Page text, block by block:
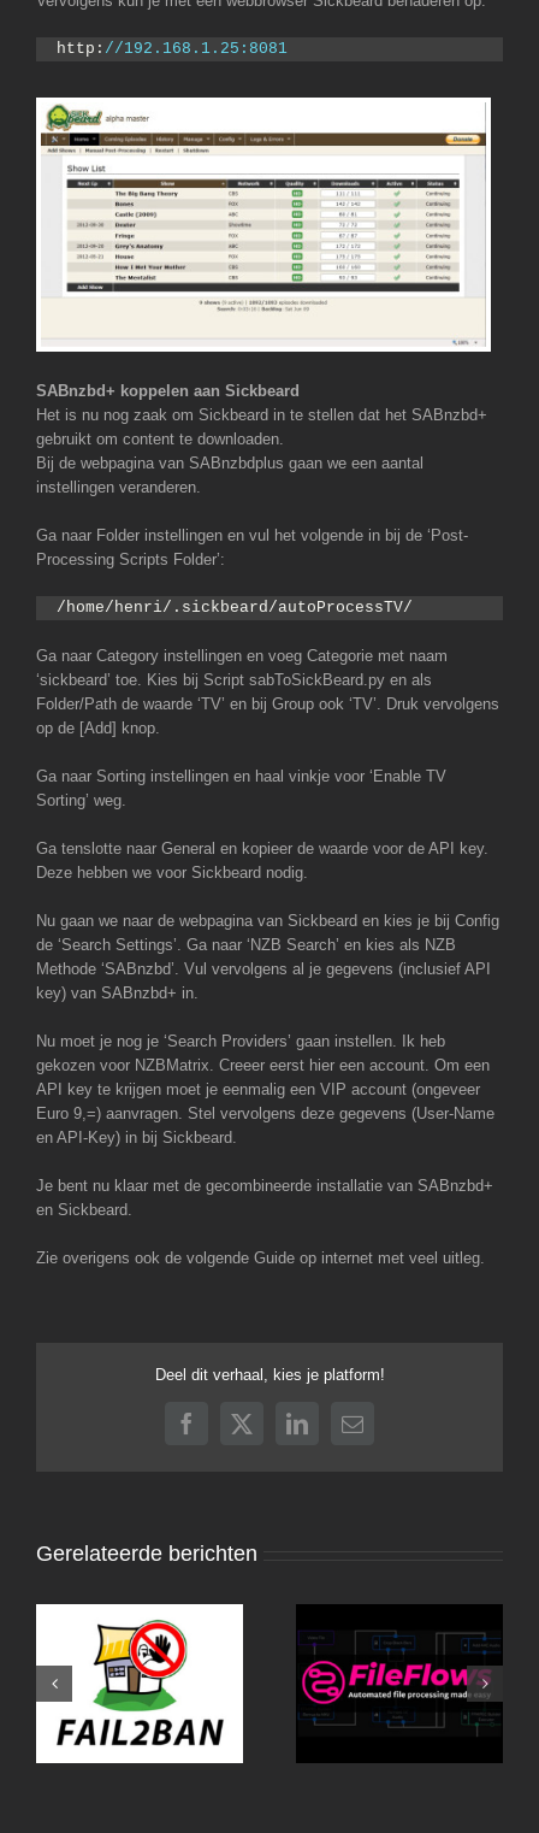
http: //192.168.1.25:8081
SABnzbd+ koppelen aan Sickbeard
Het is nu nog zaak om Sickbeard in te stellen dat het SABnzbd+
gebruikt om content te downloaden.
Bij de webpagina van SABnzbdplus gaan we een aantal
instellingen veranderen.
Ga naar Folder instellingen en vul het volgende in bij de ‘Post-
Processing Scripts Folder’:
/home/henri/.sickbeard/autoProcessTV/
Ga naar Category instellingen en voeg Categorie met naam
‘sickbeard’ toe. Kies bij Script sabToSickBeard.py en als
Folder/Path de waarde ‘TV’ en bij Group ook ‘TV’. Druk vervolgens
op de [Add] knop.
Ga naar Sorting instellingen en haal vinkje voor ‘Enable TV
Sorting’ weg.
Ga tenslotte naar General en kopieer de waarde voor de API key.
Deze hebben we voor Sickbeard nodig.
Nu gaan we naar de webpagina van Sickbeard en kies je bij Config
de ‘Search Settings’. Ga naar ‘NZB Search’ en kies als NZB
Methode ‘SABnzbd’. Vul vervolgens al je gegevens (inclusief API
key) van SABnzbd+ in.
Nu moet je nog je ‘Search Providers’ gaan instellen. Ik heb
gekozen voor NZBMatrix. Creeer eerst hier een account. Om een
API key te krijgen moet je eenmalig een VIP account (ongeveer
Euro 9,=) aanvragen. Stel vervolgens deze gegevens (User-Name
en API-Key) in bij Sickbeard.
Je bent nu klaar met de gecombineerde installatie van SABnzbd+
en Sickbeard.
Zie overigens ook de volgende Guide op internet met veel uitleg.
Deel dit verhaal, kies je platform!
Facebook
X LinkedIn
E-
Gerelateerde berichten
Fail2Ban-UI